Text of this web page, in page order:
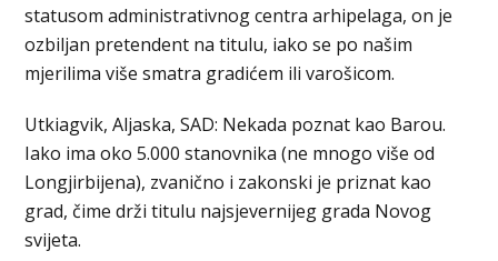
statusom administrativnog centra arhipelaga, on je
ozbiljan pretendent na titulu, iako se po našim
mjerilima više smatra gradićem ili varošicom.
Utkiagvik, Aljaska, SAD: Nekada poznat kao Barou.
Iako ima oko 5.000 stanovnika (ne mnogo više od
Longjirbijena), zvanično i zakonski je priznat kao
grad, čime drži titulu najsjevernijeg grada Novog
svijeta.